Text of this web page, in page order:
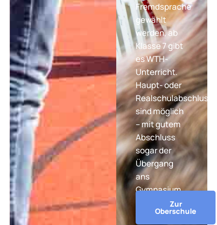
Fremdsprache
gewählt
werden, ab
Klasse 7 gibt
es WTH-
Unterricht.
Haupt- oder
Realschulabschluss
sind möglich
– mit gutem
Abschluss
sogar der
Übergang
ans
Gymnasium.
Zur
Oberschule